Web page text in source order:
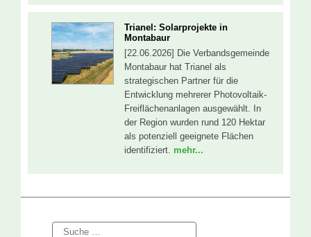
Trianel: Solarprojekte in
Montabaur
[22.06.2026] Die Verbandsgemeinde
Montabaur hat Trianel als
strategischen Partner für die
Entwicklung mehrerer Photovoltaik-
Freiflächenanlagen ausgewählt. In
der Region wurden rund 120 Hektar
als potenziell geeignete Flächen
identifiziert. mehr...
Suche